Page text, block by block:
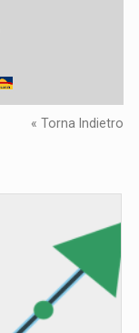
« Torna Indietro